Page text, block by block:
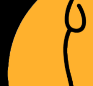
domicilio ni a
exclusivo en
Providencia.
Protocolo de
cajas, es